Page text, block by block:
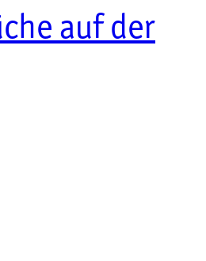
auf der